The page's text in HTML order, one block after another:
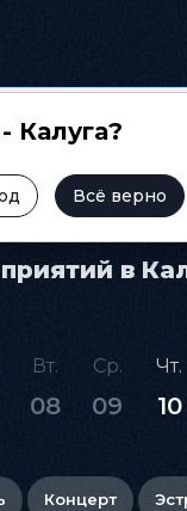
Калуга?
Всё верно
в
Вт.
08
Ср.
09
Чт.
10
Концерт